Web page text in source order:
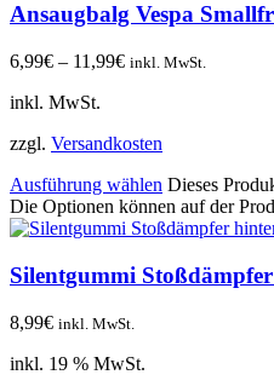
Ansaugbalg Vespa
6,99€ – 11,99€ inkl. MwSt.
inkl. MwSt.
zzgl. Versandkosten
Ausführung wählen Dieses
Die Optionen können auf der
Silentgummi
8,99€ inkl. MwSt.
inkl. 19 % MwSt.